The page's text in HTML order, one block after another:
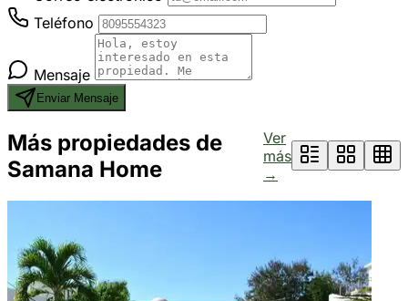
Teléfono
Mensaje
Enviar Mensaje
Más propiedades de
Samana Home
Ver
más
→